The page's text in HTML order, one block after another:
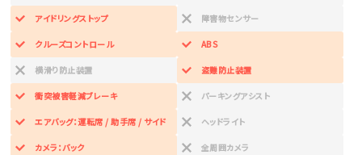
アイドリングストップ 障害物センサー
クルーズコントロール ABS
横滑り防止装置 盗難防止装置
衝突被害軽減ブレーキ パーキングアシスト
エアバッグ：運転席 / 助手席 / サイド ヘッドライト
カメラ：バック 全周囲カメラ